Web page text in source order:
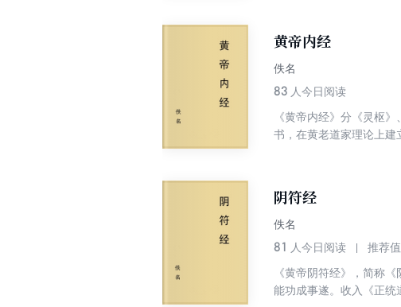
黄帝内经
佚名
83 人今日阅读
《黄帝内经》分《灵枢
书，在黄老道家理论上建
阴符经
佚名
81 人今日阅读 推荐值
《黄帝阴符经》，简称
能功成事遂。收入《正统